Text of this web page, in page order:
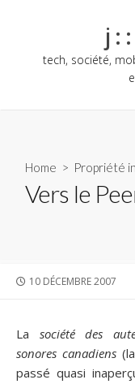
j :
tech, société,
Home > Propriété
Vers le
PUBLISHED
10 DÉCEMBRE 2007
La société des
sonores canadiens
passé quasi